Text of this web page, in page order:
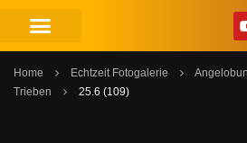
Home Echtzeit Fotogalerie
Trieben
25.6 (109)